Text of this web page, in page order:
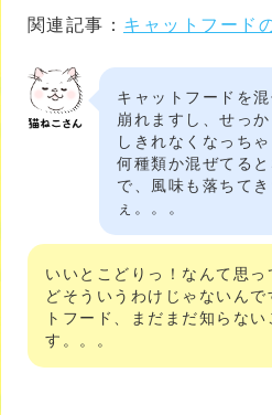
関連記事： キャットフード
キャットフードを
崩れますし、せっ
しきれなくなっちゃ
何種類か混ぜてる
で、風味も落ちて
ぇ。。。
いいとこどりっ！なんて思っ
どそういうわけじゃないんで
トフード、まだまだ知らな
す。。。